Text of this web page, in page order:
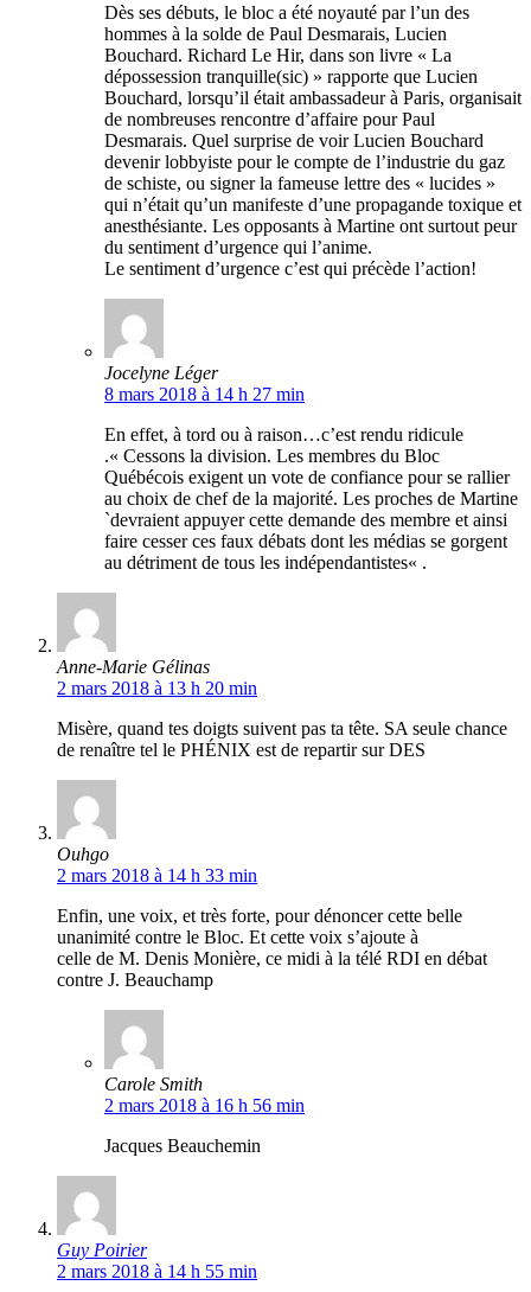
Dès ses débuts, le bloc a été noyauté par l’un des
hommes à la solde de Paul Desmarais, Lucien
Bouchard. Richard Le Hir, dans son livre « La
dépossession tranquille(sic) » rapporte que Lucien
Bouchard, lorsqu’il était ambassadeur à Paris, organisait
de nombreuses rencontre d’affaire pour Paul
Desmarais. Quel surprise de voir Lucien Bouchard
devenir lobbyiste pour le compte de l’industrie du gaz
de schiste, ou signer la fameuse lettre des « lucides »
qui n’était qu’un manifeste d’une propagande toxique et
anesthésiante. Les opposants à Martine ont surtout peur
du sentiment d’urgence qui l’anime.
Le sentiment d’urgence c’est qui précède l’action!
Jocelyne Léger
8 mars 2018 à 14 h 27 min
En effet, à tord ou à raison…c’est rendu ridicule
.« Cessons la division. Les membres du Bloc
Québécois exigent un vote de confiance pour se rallier
au choix de chef de la majorité. Les proches de Martine
`devraient appuyer cette demande des membre et ainsi
faire cesser ces faux débats dont les médias se gorgent
au détriment de tous les indépendantistes« .
Anne-Marie Gélinas
2 mars 2018 à 13 h 20 min
Misère, quand tes doigts suivent pas ta tête. SA seule chance
de renaître tel le PHÉNIX est de repartir sur DES
Ouhgo
2 mars 2018 à 14 h 33 min
Enfin, une voix, et très forte, pour dénoncer cette belle
unanimité contre le Bloc. Et cette voix s’ajoute à
celle de M. Denis Monière, ce midi à la télé RDI en débat
contre J. Beauchamp
Carole Smith
2 mars 2018 à 16 h 56 min
Jacques Beauchemin
Guy Poirier
2 mars 2018 à 14 h 55 min